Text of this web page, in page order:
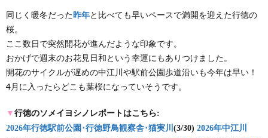
同じく暖冬だった昨年と比べても早いペースで満開を迎えた行徳の
桜。
ここ数日で突然開花が進んだような印象です。
おかげで週末のお花見日和という幸運にもありつけました。
開花のサイクルが遅めの中江川や駅前公園歩道沿いも今年は早い！
4月に入ったらどこも葉桜になっていそうです。
▼ 行徳のソメイヨシノレポートはこちら:
2026年行徳駅前公園･行徳野鳥観察舎･猫実川 (3/30) 2026年中江川